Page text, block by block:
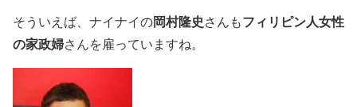
そういえば、ナイナイの岡村隆史さんもフィリピン人女性
の家政婦さんを雇っていますね。